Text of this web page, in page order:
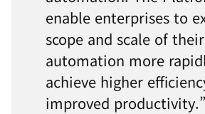
enable enterprises to
scope and scale of their
automation more
achieve higher
improved productivity.”